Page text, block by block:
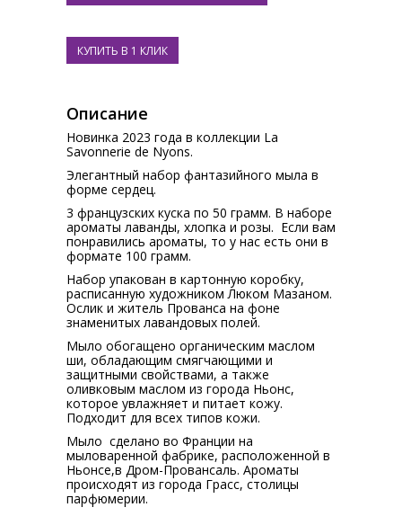
Описание
Новинка 2023 года в коллекции La
Savonnerie de Nyons.
Элегантный набор фантазийного мыла в
форме сердец.
3 французских куска по 50 грамм. В наборе
ароматы лаванды, хлопка и розы. Если вам
понравились ароматы, то у нас есть они в
формате 100 грамм.
Набор упакован в картонную коробку,
расписанную художником Люком Мазаном.
Ослик и житель Прованса на фоне
знаменитых лавандовых полей.
Мыло обогащено органическим маслом
ши, обладающим смягчающими и
защитными свойствами, а также
оливковым маслом из города Ньонс,
которое увлажняет и питает кожу.
Подходит для всех типов кожи.
Мыло сделано во Франции на
мыловаренной фабрике, расположенной в
Ньонсе,в Дром-Провансаль. Ароматы
происходят из города Грасс, столицы
парфюмерии.